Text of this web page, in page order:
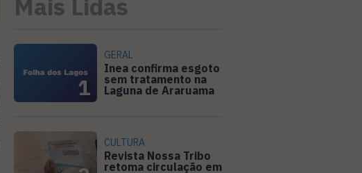
Mais Lidas
1
GERAL
Inea confirma esgoto
sem tratamento na
Laguna de Araruama
CULTURA
Revista Nossa Tribo
retoma circulação em